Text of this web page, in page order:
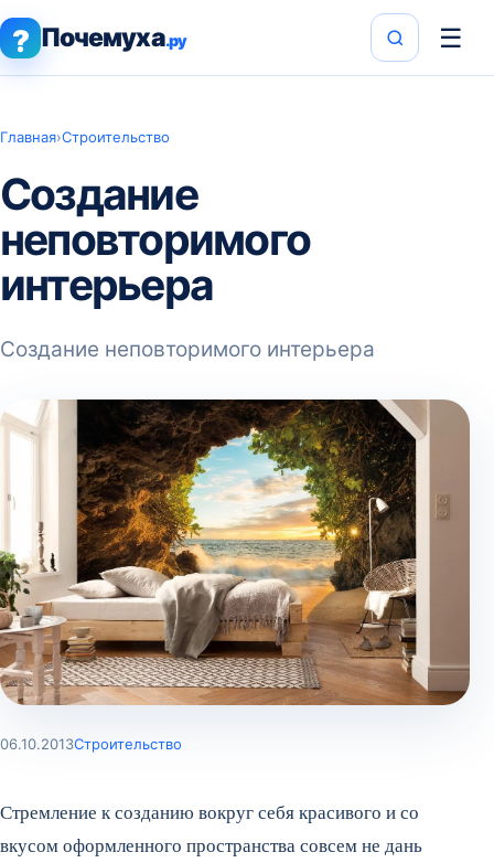
? Почемуха.ру ☰
Главная›Строительство
Создание
неповторимого
интерьера
Создание неповторимого интерьера
06.10.2013Строительство
Стремление к созданию вокруг себя красивого и со
вкусом оформленного пространства совсем не дань